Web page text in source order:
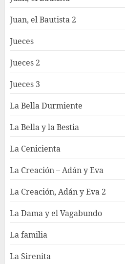
Juan, el Bautista 2
Jueces
Jueces 2
Jueces 3
La Bella Durmiente
La Bella y la Bestia
La Cenicienta
La Creación – Adán y Eva
La Creación, Adán y Eva 2
La Dama y el Vagabundo
La familia
La Sirenita